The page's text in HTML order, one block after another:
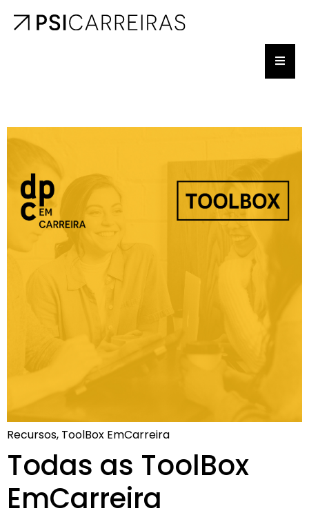
Recursos, ToolBox EmCarreira
Todas as ToolBox
EmCarreira